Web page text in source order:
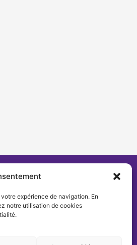
expérience de navigation. En
notre utilisation de cookies